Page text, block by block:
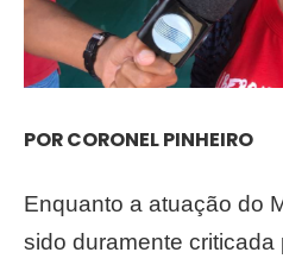
POR CORONEL PINHEIRO
Enquanto a atuação do
sido duramente criticada